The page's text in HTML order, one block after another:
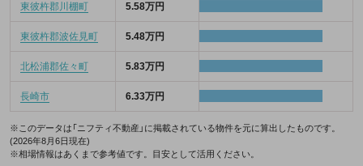
東彼杵郡川棚町 5.58万円
東彼杵郡波佐見町 5.48万円
北松浦郡佐々町 5.83万円
長崎市 6.33万円
※このデータは「ニフティ不動産」に掲載されている物件を元に算出したものです。
(2026年8月6日現在)
※相場情報はあくまで参考値です。目安として活用ください。